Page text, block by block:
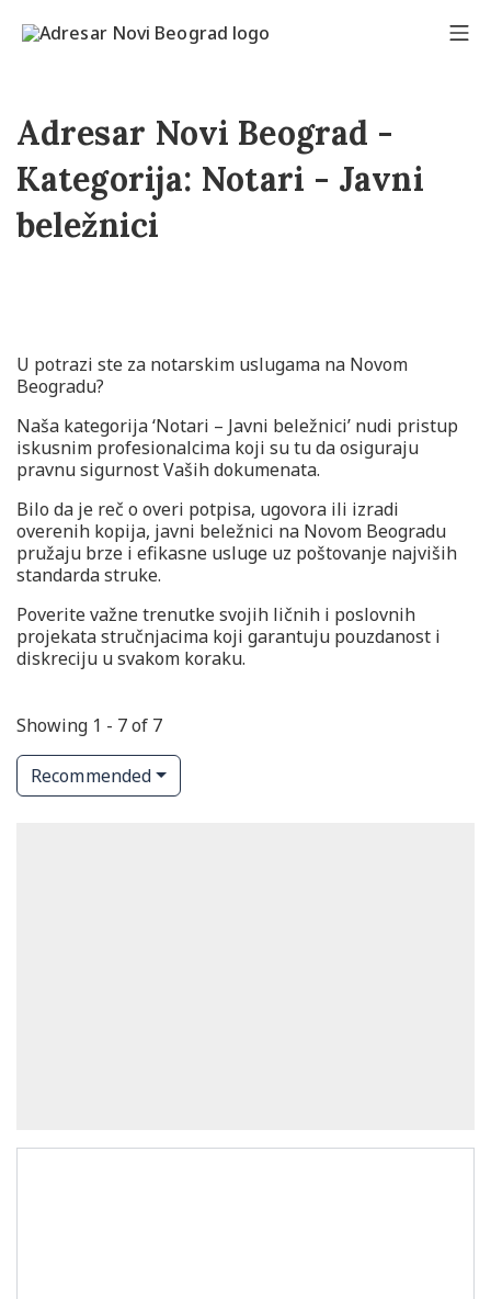
Adresar Novi Beograd -
Kategorija: Notari - Javni
beležnici
U potrazi ste za notarskim uslugama na Novom
Beogradu?
Naša kategorija ‘Notari – Javni beležnici’ nudi pristup
iskusnim profesionalcima koji su tu da osiguraju
pravnu sigurnost Vaših dokumenata.
Bilo da je reč o overi potpisa, ugovora ili izradi
overenih kopija, javni beležnici na Novom Beogradu
pružaju brze i efikasne usluge uz poštovanje najviših
standarda struke.
Poverite važne trenutke svojih ličnih i poslovnih
projekata stručnjacima koji garantuju pouzdanost i
diskreciju u svakom koraku.
Showing 1 - 7 of 7
Recommended